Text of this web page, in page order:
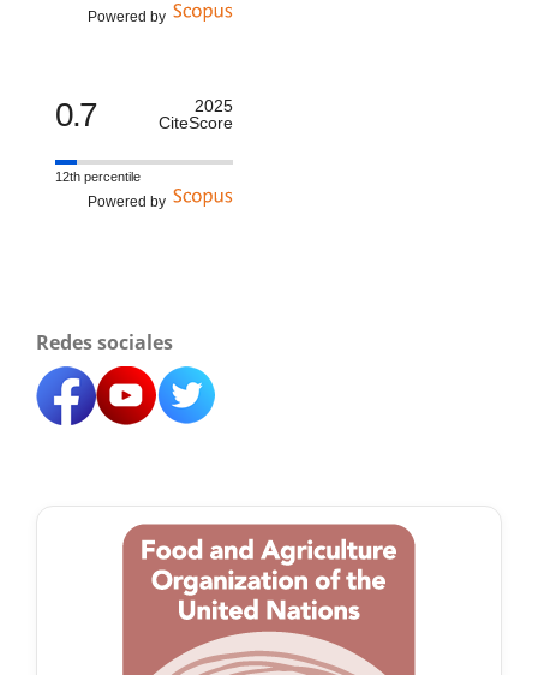
Powered by
0.7
2025
CiteScore
12th percentile
Powered by
Redes sociales